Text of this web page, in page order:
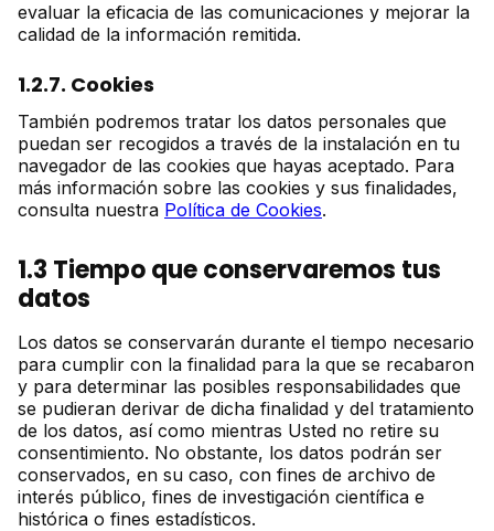
evaluar la eficacia de las comunicaciones y mejorar la
calidad de la información remitida.
1.2.7. Cookies
También podremos tratar los datos personales que
puedan ser recogidos a través de la instalación en tu
navegador de las cookies que hayas aceptado. Para
más información sobre las cookies y sus finalidades,
consulta nuestra Política de Cookies.
1.3 Tiempo que conservaremos tus
datos
Los datos se conservarán durante el tiempo necesario
para cumplir con la finalidad para la que se recabaron
y para determinar las posibles responsabilidades que
se pudieran derivar de dicha finalidad y del tratamiento
de los datos, así como mientras Usted no retire su
consentimiento. No obstante, los datos podrán ser
conservados, en su caso, con fines de archivo de
interés público, fines de investigación científica e
histórica o fines estadísticos.